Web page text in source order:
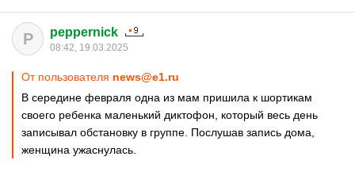
P peppernick
08:42, 19.03.2025
От пользователя news@e1.ru
В середине февраля одна из мам пришила к шортикам
своего ребенка маленький диктофон, который весь день
записывал обстановку в группе. Послушав запись дома,
женщина ужаснулась.